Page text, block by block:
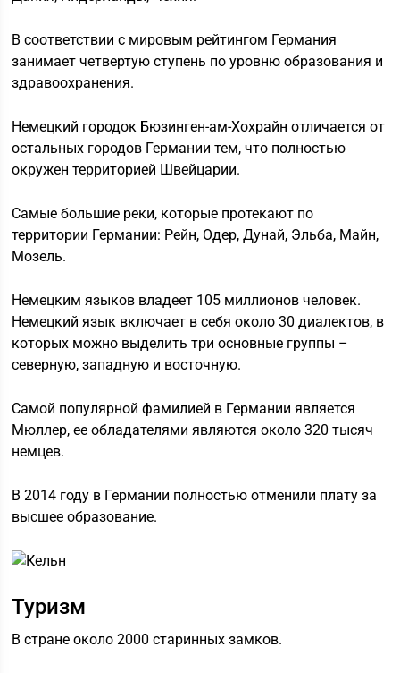
В соответствии с мировым рейтингом Германия
занимает четвертую ступень по уровню образования и
здравоохранения.
Немецкий городок Бюзинген-ам-Хохрайн отличается от
остальных городов Германии тем, что полностью
окружен территорией Швейцарии.
Самые большие реки, которые протекают по
территории Германии: Рейн, Одер, Дунай, Эльба, Майн,
Мозель.
Немецким языков владеет 105 миллионов человек.
Немецкий язык включает в себя около 30 диалектов, в
которых можно выделить три основные группы –
северную, западную и восточную.
Самой популярной фамилией в Германии является
Мюллер, ее обладателями являются около 320 тысяч
немцев.
В 2014 году в Германии полностью отменили плату за
высшее образование.
Туризм
В стране около 2000 старинных замков.